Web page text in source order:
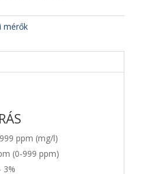
mérők
ppm (mg/l)
(0-999 ppm)
3%